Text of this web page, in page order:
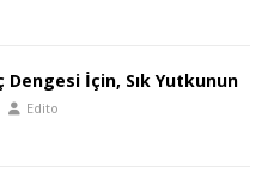
Dengesi İçin, Sık Yutkunun
Edito